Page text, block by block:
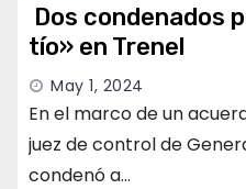
Dos condenados
tío» en Trenel
May 1, 2024
En el marco de un
juez de control de
condenó a…